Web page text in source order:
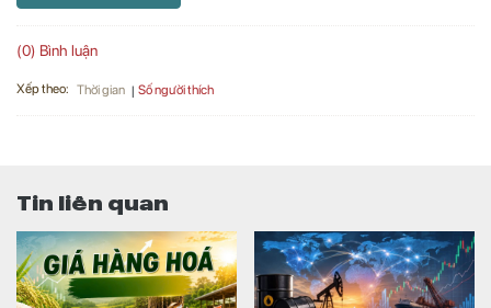
(0) Bình luận
Xếp theo: Thời gian Số người thích
Tin liên quan